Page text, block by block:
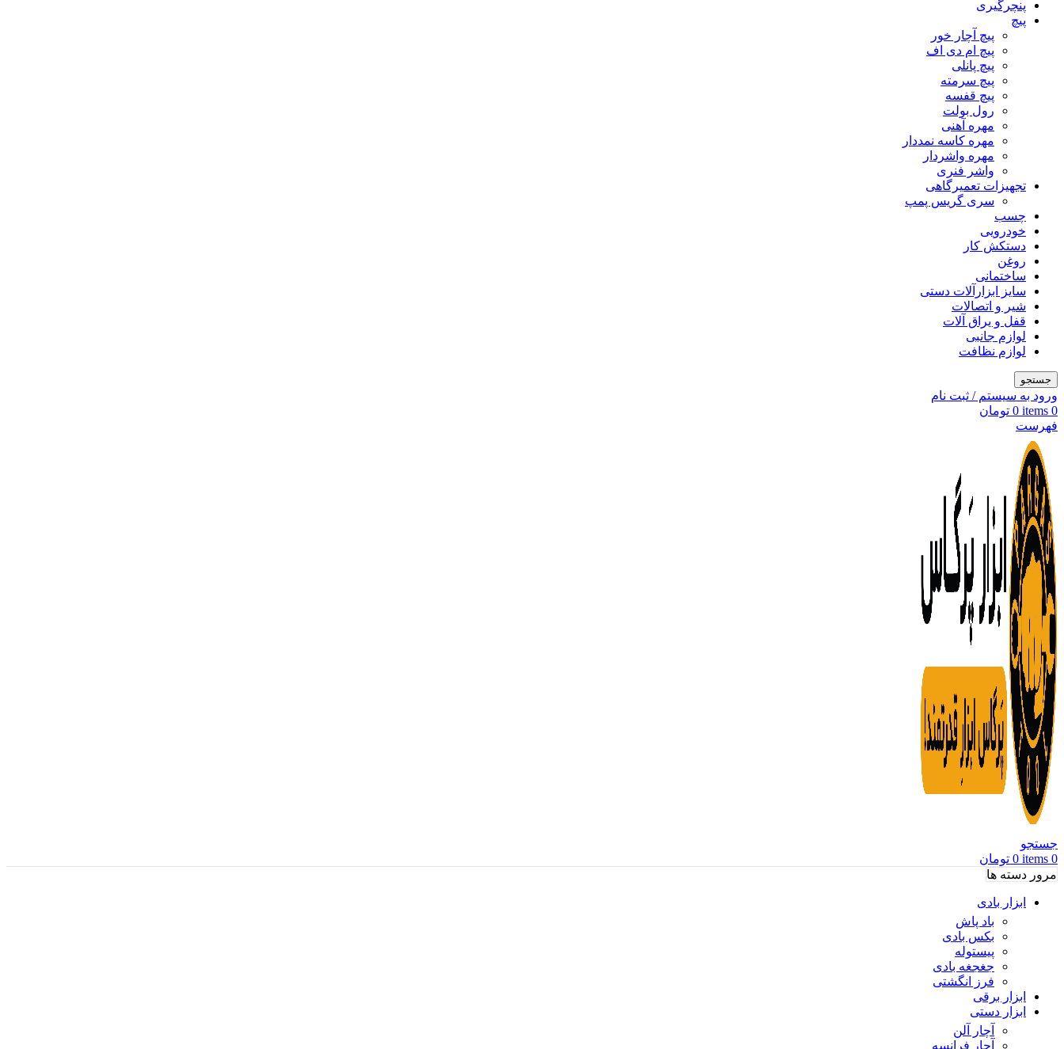
پنچرگیری
پیچ
پیچ آچار خور
پیچ ام دی اف
پیچ پانلی
پیچ سرمته
پیچ قفسه
رول بولت
مهره آهنی
مهره کاسه نمددار
مهره واشردار
واشر فنری
تجهیزات تعمیرگاهی
سری گریس پمپ
چسب
خودرویی
دستکش کار
روغن
ساختمانی
سایز ابزارآلات دستی
شیر و اتصالات
قفل و یراق آلات
لوازم جانبی
لوازم نظافت
جستجو
ورود به سیستم / ثبت نام
0
items
0 تومان
فهرست
جستجو
0
items
0 تومان
مرور دسته ها
ابزار بادی
باد پاش
بکس بادی
پیستوله
جغجغه بادی
فرز انگشتی
ابزار برقی
ابزار دستی
آچار آلن
آچار فرانسه